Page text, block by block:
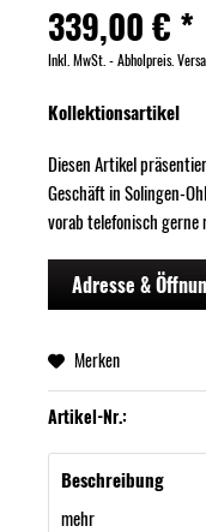
339,00 € *
Inkl. MwSt. - Abholpreis.
Kollektionsartikel
Diesen Artikel
Geschäft in Solingen-
vorab telefonisch gerne
Adresse &
Merken
Artikel-Nr.:
Beschreibung
mehr